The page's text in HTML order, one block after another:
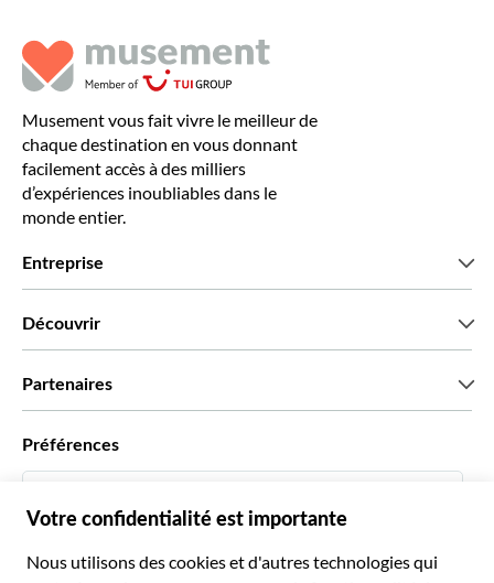
Musement vous fait vivre le meilleur de
chaque destination en vous donnant
facilement accès à des milliers
d’expériences inoubliables dans le
monde entier.
Entreprise
Découvrir
Partenaires
Agences de voyages
Préférences
Français
Italiano